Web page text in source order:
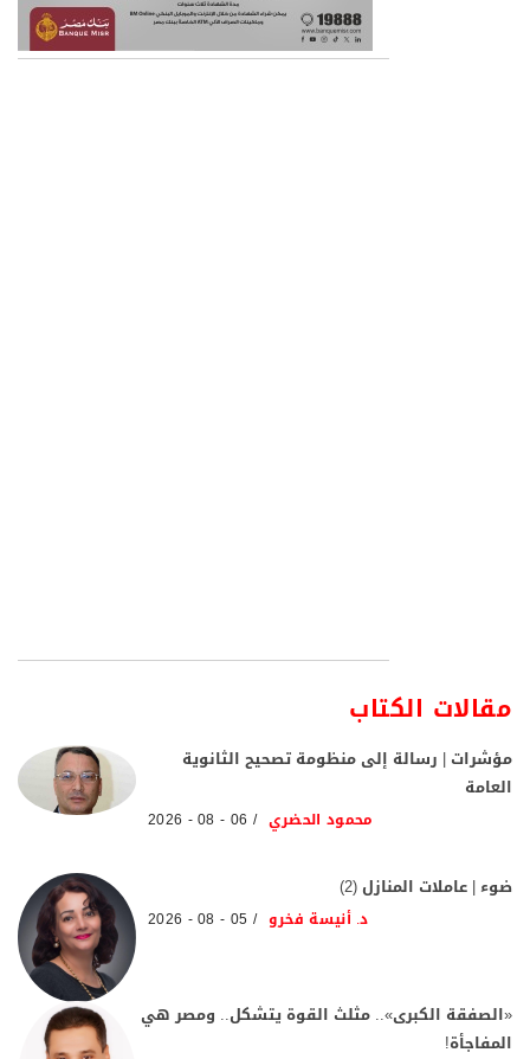
مقالات الكتاب
مؤشرات | رسالة إلى منظومة تصحيح الثانوية
العامة
محمود الحضري 06 - 08 - 2026
ضوء | عاملات المنازل (2)
د. أنيسة فخرو 05 - 08 - 2026
«الصفقة الكبرى».. مثلث القوة يتشكل.. ومصر هي
المفاجأة!